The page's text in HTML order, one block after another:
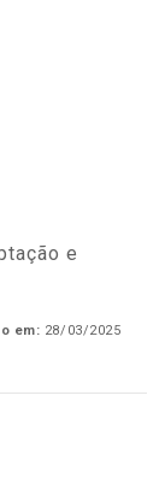
e
em: 28/03/2025